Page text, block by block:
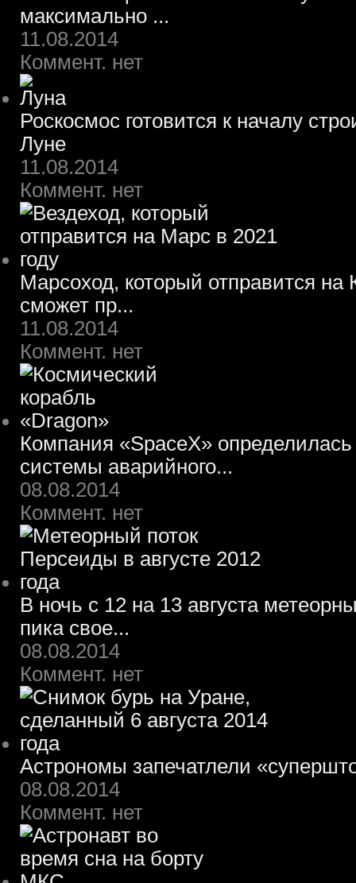
максимально ...
11.08.2014
Коммент. нет
Роскосмос готовится к началу
Луне
11.08.2014
Коммент. нет
Марсоход, который отправится на
сможет пр...
11.08.2014
Коммент. нет
Компания «SpaceX»
системы аварийного...
08.08.2014
Коммент. нет
В ночь с 12 на 13 августа
пика свое...
08.08.2014
Коммент. нет
Астрономы запечатлели
08.08.2014
Коммент. нет